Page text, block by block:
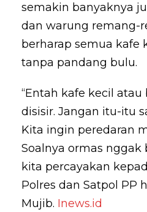
semakin banyaknya
dan warung remang-
berharap semua kafe
tanpa pandang bulu.
“Entah kafe kecil atau
disisir. Jangan itu-itu
Kita ingin peredaran
Soalnya ormas nggak
kita percayakan
Polres dan Satpol PP
Mujib. Inews.id